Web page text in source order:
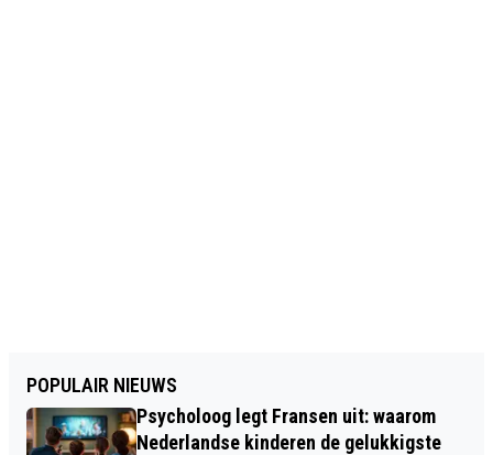
POPULAIR NIEUWS
Psycholoog legt Fransen uit: waarom
Nederlandse kinderen de gelukkigste